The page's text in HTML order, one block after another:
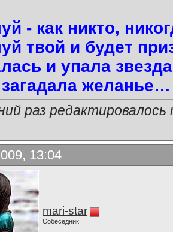
- как никто,
твой и будет
и упала
желанье…
раз
13:04
mari-star
Собеседник